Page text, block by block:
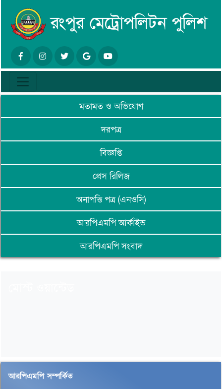
মতামত ও অভিযোগ
দরপত্র
বিজ্ঞপ্তি
প্রেস রিলিজ
অনাপত্তি পত্র (এনওসি)
আরপিএমপি আর্কাইভ
আরপিএমপি সংবাদ
আরপিএমপি সম্পর্কিত